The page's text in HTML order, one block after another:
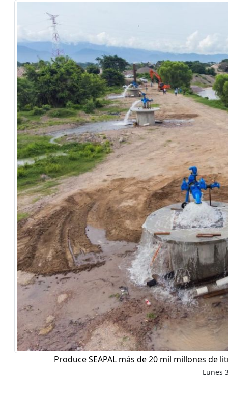
Produce SEAPAL más de 20 mil millones
Lunes